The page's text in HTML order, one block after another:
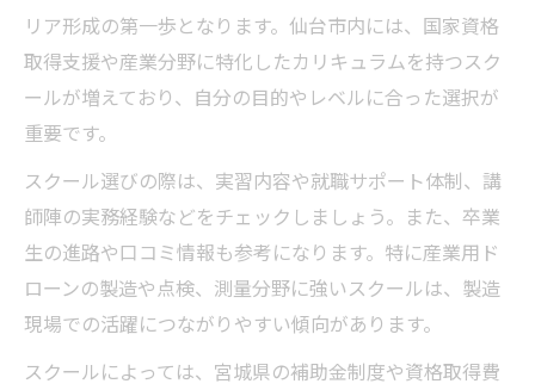
リア形成の第一歩となります。仙台市内には、国家資格
取得支援や産業分野に特化したカリキュラムを持つスク
ールが増えており、自分の目的やレベルに合った選択が
重要です。
スクール選びの際は、実習内容や就職サポート体制、講
師陣の実務経験などをチェックしましょう。また、卒業
生の進路や口コミ情報も参考になります。特に産業用ド
ローンの製造や点検、測量分野に強いスクールは、製造
現場での活躍につながりやすい傾向があります。
スクールによっては、宮城県の補助金制度や資格取得費